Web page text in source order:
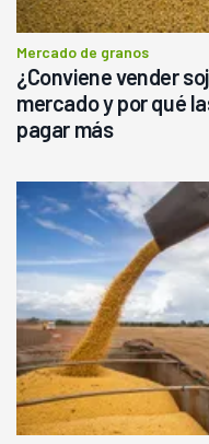
Mercado de granos
¿Conviene vender
mercado y por qué
pagar más